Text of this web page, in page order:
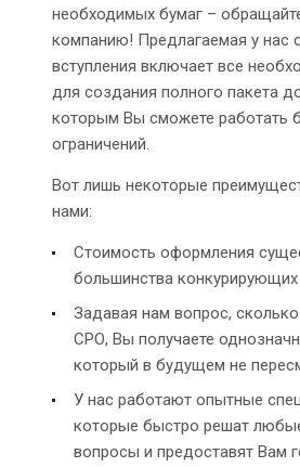
необходимых бумаг –
компанию! Предлагаемая у нас
вступления включает все
для создания полного пакета
которым Вы сможете работать
ограничений.
Вот лишь некоторые
нами:
Стоимость оформления
большинства
Задавая нам вопрос, сколько
СРО, Вы получаете
который в будущем не
У нас работают опытные
которые быстро решат
вопросы и предоставят Вам